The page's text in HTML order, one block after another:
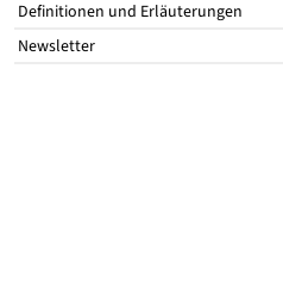
Definitionen und Erläuterungen
Newsletter